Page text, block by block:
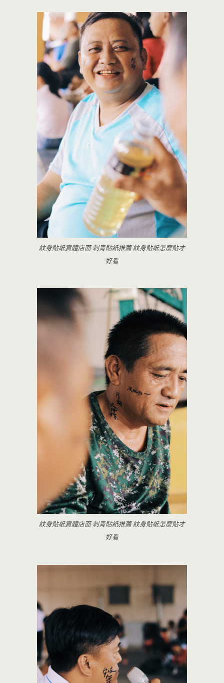
紋身貼紙實體店面 刺青貼紙推薦 紋身貼紙怎麼貼才
好看
紋身貼紙實體店面 刺青貼紙推薦 紋身貼紙怎麼貼才
好看